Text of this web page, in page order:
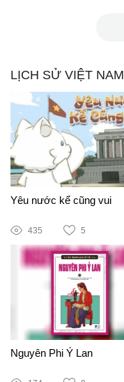
LỊCH SỬ VIỆT NAM
Yêu nước kể cũng vui
435 5
Nguyên Phi Ỷ Lan